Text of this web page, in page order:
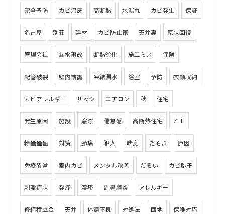
完全予防 カビ温床 高断熱 水漏れ カビ発生 保証
名古屋 別荘 建材 カビ防止策 天井裏 原状回復
管理会社 漏水事故 断熱劣化 施工ミス 保険
配管破裂 壁内結露 凍結漏水 浴室 予防 衣類収納
カビアレルギー サッシ エアコン 秋 住宅
発生原因 施設 窓際 倦怠感 高断熱住宅 ZEH
物価価値 対策 頭痛 犯人 喘息 だるさ 原因
免疫異常 室内カビ メンタル改善 だるい カビ胞子
刺激症状 発疹 湿疹 副鼻腔炎 アレルギー
修繕積立金 天井 体調不良 対処法 団地 保険対応